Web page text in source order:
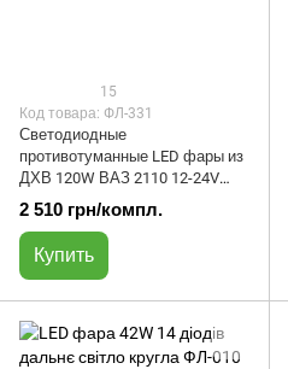
15
Код товара: ФЛ-331
Светодиодные
противотуманные LED фары из
ДХВ 120W ВАЗ 2110 12-24V
(комплект 2 шт) | ФЛ-331
2 510 грн/компл.
Купить